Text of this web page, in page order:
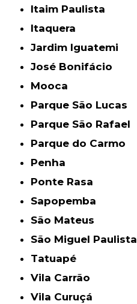
Itaim Paulista
Itaquera
Jardim Iguatemi
José Bonifácio
Mooca
Parque São Lucas
Parque São Rafael
Parque do Carmo
Penha
Ponte Rasa
Sapopemba
São Mateus
São Miguel Paulista
Tatuapé
Vila Carrão
Vila Curuçá